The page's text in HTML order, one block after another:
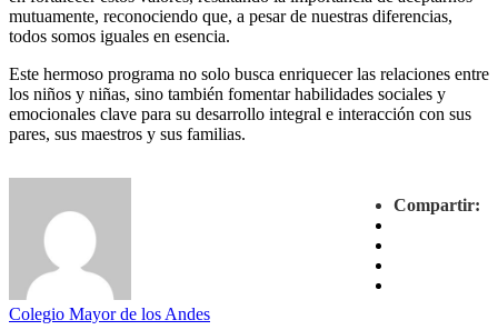
mutuamente, reconociendo que, a pesar de nuestras diferencias,
todos somos iguales en esencia.
Este hermoso programa no solo busca enriquecer las relaciones entre
los niños y niñas, sino también fomentar habilidades sociales y
emocionales clave para su desarrollo integral e interacción con sus
pares, sus maestros y sus familias.
Compartir:
Colegio Mayor de los Andes